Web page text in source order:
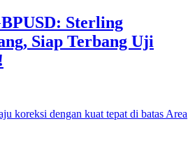
Sterling
Siap Terbang Uji
koreksi dengan kuat tepat di batas Area